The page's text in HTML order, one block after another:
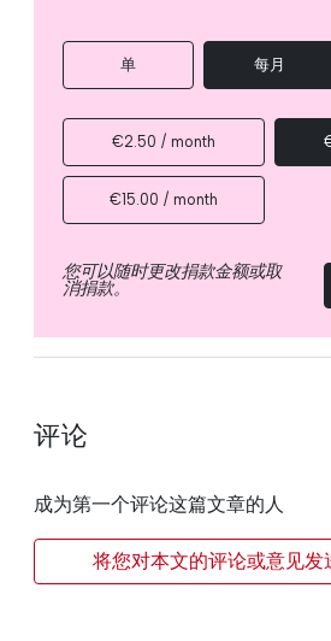
单 每月
€2.50 / month
€15.00 / month
您可以随时更改捐款金额或取
消捐款。
评论
成为第一个评论这篇文章的人
将您对本文的评论或意见发